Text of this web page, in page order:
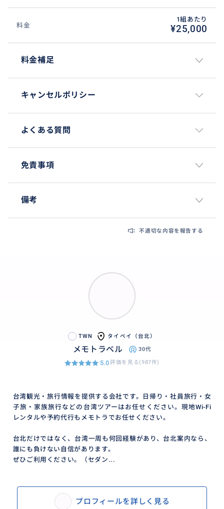
料金
1組あたり
¥25,000
料金補足
キャンセルポリシー
よくある質問
免責事項
備考
不適切な内容を報告する
TWN タイペイ（台北）
メモトラベル 30代
5.0評価を見る(987件)
台湾観光・旅行情報を提供する会社です。日帰り・社員旅行・女
子旅・家族旅行などの台湾ツアーはお任せください。現地Wi-Fi
レンタルや予約代行もメモトラでお任せください。
台北だけではなく、台湾一周も何回経験があり、台北案内なら、
誰にも負けない自信があります。
ぜひご利用ください。（セダン...
プロフィールを詳しく見る